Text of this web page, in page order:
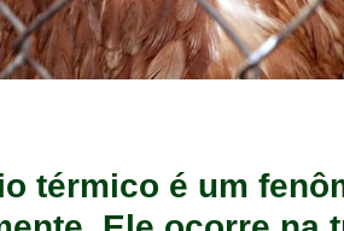
térmico é um